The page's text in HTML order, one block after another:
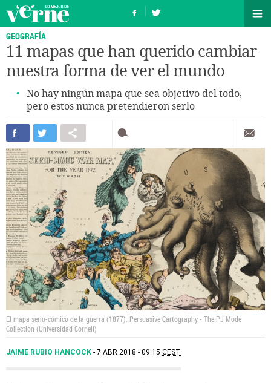
GEOGRAFÍA
11 mapas que han querido cambiar
nuestra forma de ver el mundo
No hay ningún mapa que sea objetivo del todo,
pero estos nunca pretendieron serlo
El mapa serio-cómico de la guerra (1877). Persuasive Cartography - The PJ Mode
Collection (Universidad Cornell)
JAIME RUBIO HANCOCK 7 ABR 2018 - 09:15 CEST